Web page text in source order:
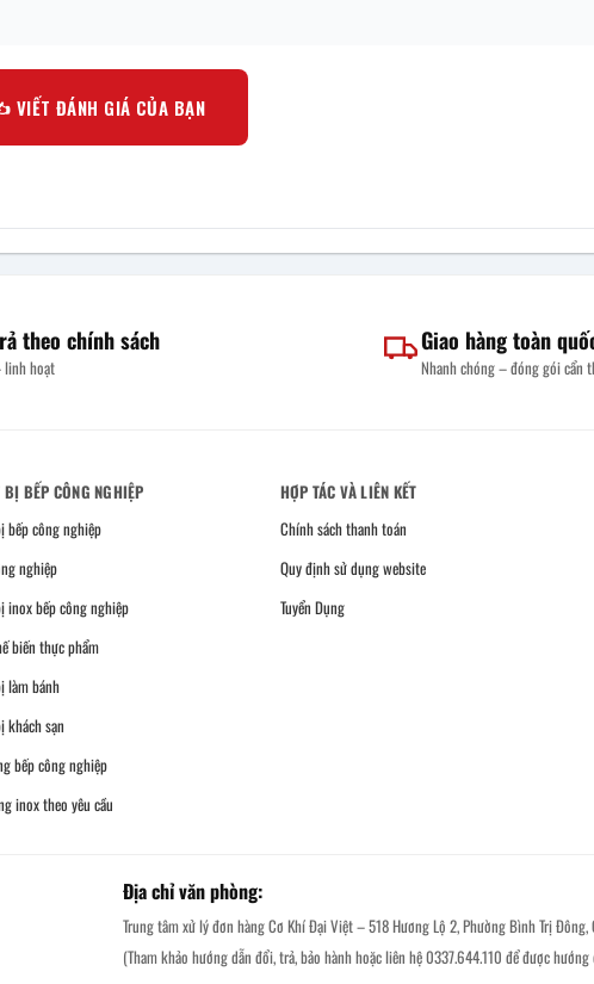
VIẾT ĐÁNH GIÁ CỦA BẠN
theo chính sách
linh hoạt
Giao hàng toàn
Nhanh chóng – đóng gói cẩn
BỊ BẾP CÔNG NGHIỆP
bếp công nghiệp
nghiệp
inox bếp công nghiệp
biến thực phẩm
làm bánh
khách sạn
bếp công nghiệp
inox theo yêu cầu
HỢP TÁC VÀ LIÊN KẾT
Chính sách thanh toán
Quy định sử dụng website
Tuyển Dụng
Địa chỉ văn phòng:
Trung tâm xử lý đơn hàng Cơ Khí Đại Việt – 518 Hương Lộ 2, Phường Bình Trị Đông,
(Tham khảo hướng dẫn đổi, trả, bảo hành hoặc liên hệ 0337.644.110 để được